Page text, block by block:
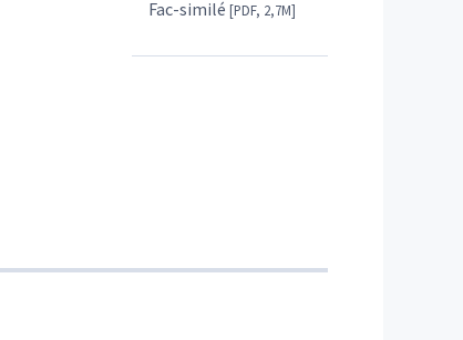
Fac-similé [PDF, 2,7M]